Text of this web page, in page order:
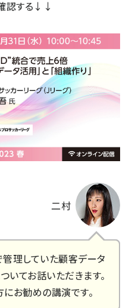
認する↓↓
二村
理していた顧客データ
いてお話いただきます。
お勧めの講演です。